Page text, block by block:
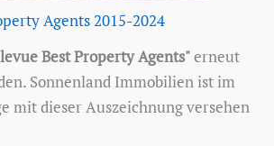
Agents 2015-2024
Best Property Agents"erneut
Sonnenland Immobilien ist im
mit dieser Auszeichnung versehen